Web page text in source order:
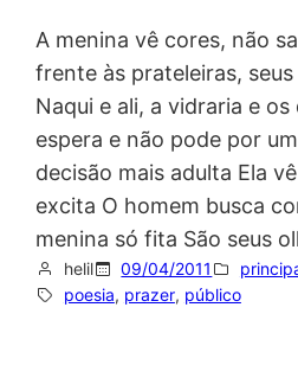
A menina vê cores, não
frente às prateleiras,
Naqui e ali, a vidraria e
espera e não pode por
decisão mais adulta Ela
excita O homem busca
menina só fita São seus
helil 09/04/2011
poesia, prazer, público